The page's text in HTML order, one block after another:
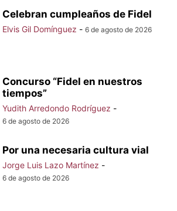
Celebran cumpleaños de Fidel
Elvis Gil Domínguez - 6 de agosto de 2026
Concurso “Fidel en nuestros
tiempos”
Yudith Arredondo Rodríguez -
6 de agosto de 2026
Por una necesaria cultura vial
Jorge Luis Lazo Martínez -
6 de agosto de 2026